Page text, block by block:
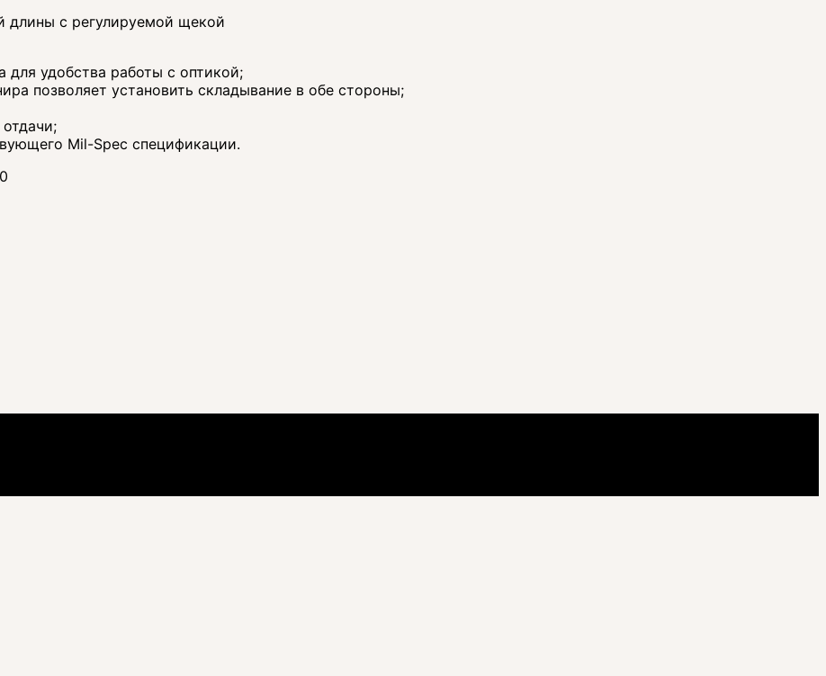
длины с регулируемой щекой
для удобства работы с оптикой;
позволяет установить складывание в обе стороны;
Mil-Spec спецификации.